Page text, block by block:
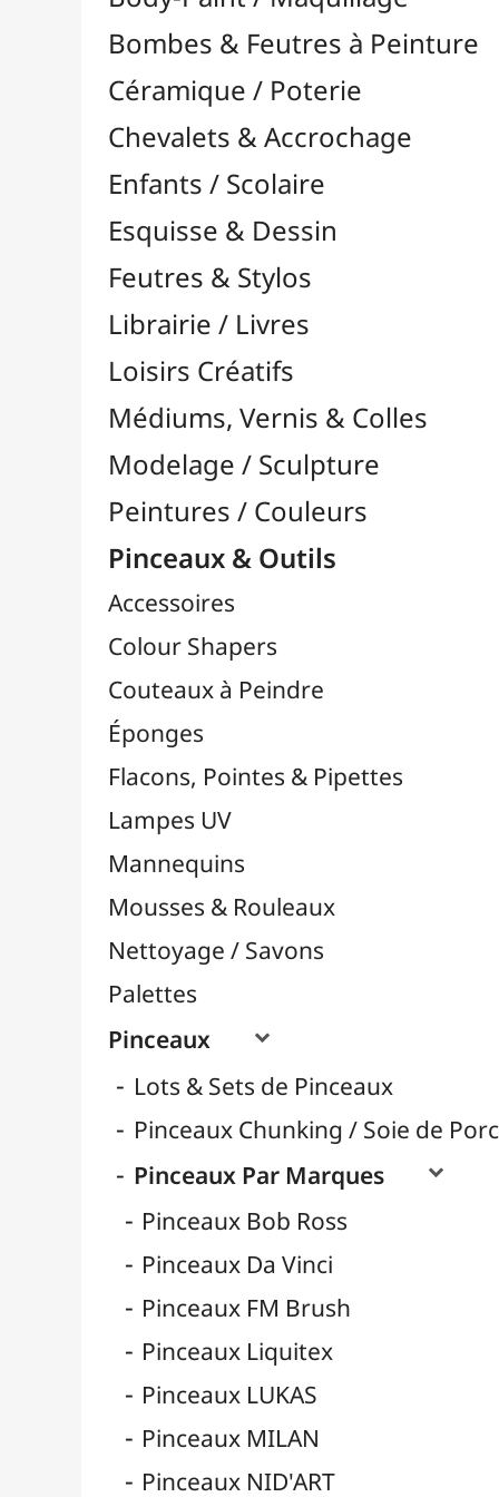
Feutres & Stylos
Librairie / Livres
Loisirs Créatifs
Médiums, Vernis & Colles
Modelage / Sculpture
Peintures / Couleurs
Accessoires
Colour Shapers
Couteaux à Peindre
Éponges
Lampes UV
Mannequins
Nettoyage / Savons
Palettes
Pinceaux

Lots & Sets de Pinceaux
Pinceaux Par Marques
Pinceaux Bob Ross
Pinceaux Da Vinci
Pinceaux FM Brush
Pinceaux Liquitex
Pinceaux LUKAS
Pinceaux MILAN
Pinceaux NID'ART
Pinceaux O'Color
Pinceaux Pébéo
Pinceaux Raphaël
Pinceaux TULIP
Pinceaux Zahn Pinsel
Pinceaux Cléopâtre
Pinceaux Poils Naturels
Pinceaux pour Acrylique
Pinceaux pour Aquarelle
Pinceaux pour Gouache
Pinceaux pour Huile
Pinces à Tendre
Rangement
Résines / Moulage
Supports Dessin & Peinture
Transport / Rangement
Vannerie / Rotin